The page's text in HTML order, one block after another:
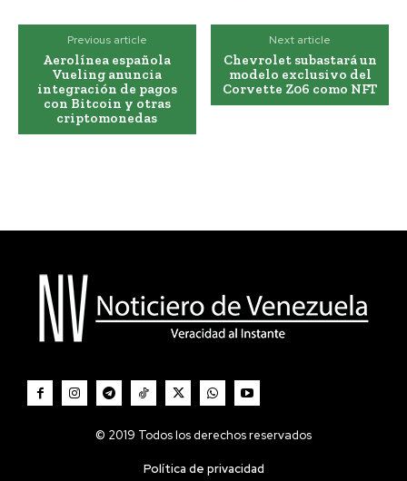
Previous article
Aerolínea española
Vueling anuncia
integración de pagos
con Bitcoin y otras
criptomonedas
Next article
Chevrolet subastará un
modelo exclusivo del
Corvette Z06 como NFT
© 2019 Todos los derechos reservados
Política de privacidad